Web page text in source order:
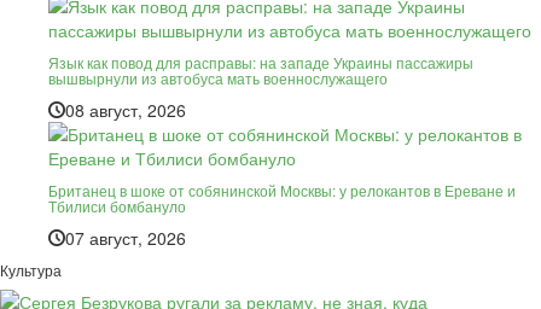
Язык как повод для расправы: на западе Украины пассажиры
вышвырнули из автобуса мать военнослужащего
08 август, 2026
Британец в шоке от собянинской Москвы: у релокантов в Ереване и
Тбилиси бомбануло
07 август, 2026
Культура